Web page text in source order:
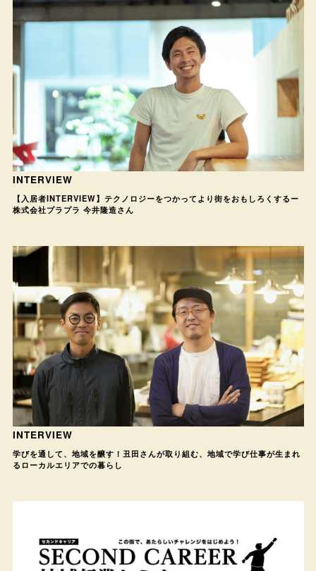
INTERVIEW
【入居者INTERVIEW】テクノロジーをつかってより街をおもしろくするー
株式会社プラプラ 今井隆造さん
INTERVIEW
学びを通して、地域を醸す！丑田さんが取り組む、地域で学び仕事が生まれ
るローカルエリアでの暮らし